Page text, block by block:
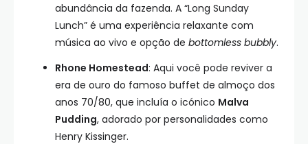
abundância da fazenda. A “Long Sunday
Lunch” é uma experiência relaxante com
música ao vivo e opção de bottomless bubbly.
Rhone Homestead: Aqui você pode reviver a
era de ouro do famoso buffet de almoço dos
anos 70/80, que incluía o icónico Malva
Pudding, adorado por personalidades como
Henry Kissinger.